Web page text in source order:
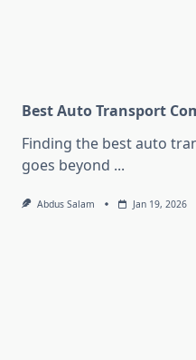
Best Auto Transport
Finding the best auto
goes beyond ...
Abdus Salam Jan 19, 2026